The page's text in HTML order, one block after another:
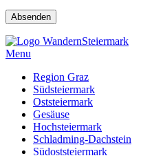
Skip
to
Menu
Region Graz
Südsteiermark
Oststeiermark
Gesäuse
Hochsteiermark
Schladming-Dachstein
Südoststeiermark